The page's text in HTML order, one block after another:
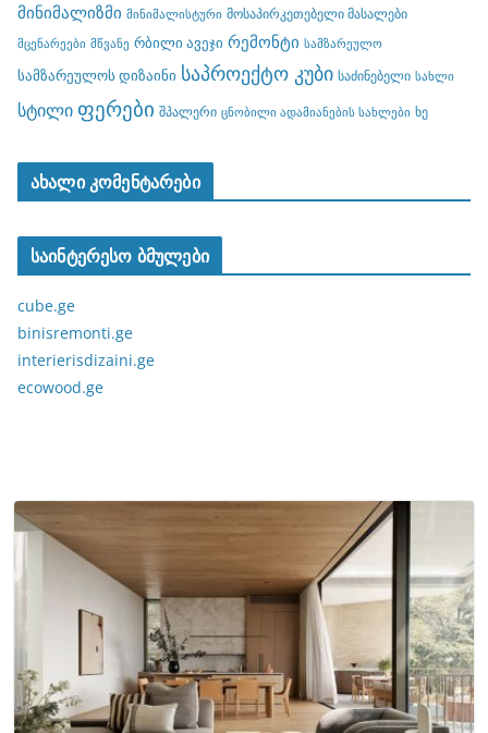
მინიმალიზმი მინიმალისტური მოსაპირკეთებელი მასალები
მცენარეები მწვანე რბილი ავეჯი რემონტი სამზარეულო
სამზარეულოს დიზაინი საპროექტო კუბი საძინებელი სახლი
სტილი ფერები შპალერი ცნობილი ადამიანების სახლები ხე
ახალი კომენტარები
საინტერესო ბმულები
cube.ge
binisremonti.ge
interierisdizaini.ge
ecowood.ge